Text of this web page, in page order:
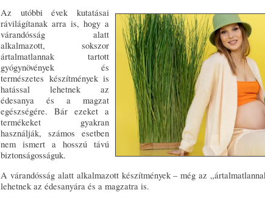
Az utóbbi évek kutatásai
rávilágítanak arra is, hogy a
várandósság alatt
alkalmazott, sokszor
ártalmatlannak tartott
gyógynövények és
természetes készítmények is
hatással lehetnek az
édesanya és a magzat
egészségére. Bár ezeket a
termékeket gyakran
használják, számos esetben
nem ismert a hosszú távú
biztonságosságuk.
A várandósság alatt alkalmazott készítmények – még az
lehetnek az édesanyára és a magzatra is.